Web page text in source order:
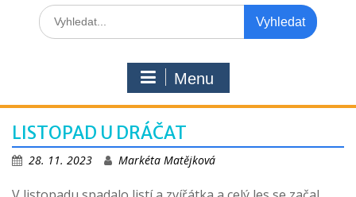
Search
for:
Menu
LISTOPAD U DRÁČAT
28. 11. 2023 Markéta Matějková